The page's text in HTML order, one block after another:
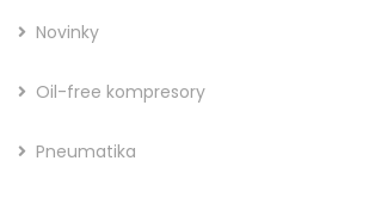
Novinky
Oil-free kompresory
Pneumatika